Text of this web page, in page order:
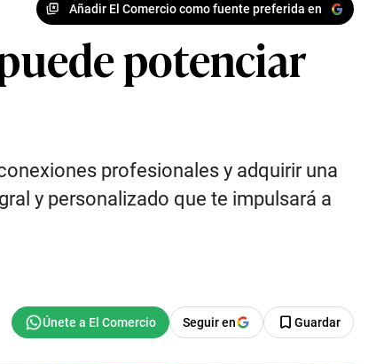
Añadir El Comercio como fuente preferida en
potenciar
profesionales y adquirir una
y personalizado que te impulsará a
Seguir en Guardar